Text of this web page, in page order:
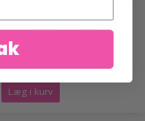
SOMMERFUGL GRØN
ORANGE M/053/99
Læg i kurv